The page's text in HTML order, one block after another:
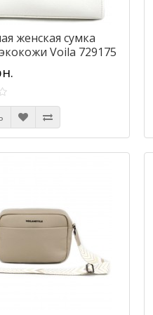
женская сумка
Voila 729175